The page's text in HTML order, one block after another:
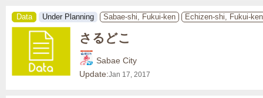
Data Under Planning Sabae-shi, Fukui-ken Echizen-shi, Fukui-ken
さるどこ
Sabae City
Update:Jan 17, 2017